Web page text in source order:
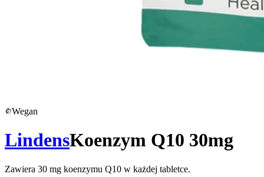
Wegan
LindensKoenzym Q10 30mg
Zawiera 30 mg koenzymu Q10 w każdej tabletce.